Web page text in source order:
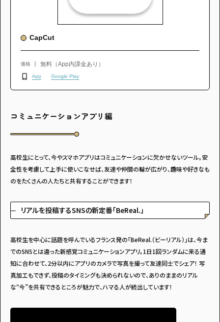
CapCut
価格 無料（App内課金あり）
App Google Play
コミュニケーションアプリ編
高校生にとって、今やスマホアプリはコミュニケーションに欠かせないツール。安
全性を考慮して上手に使いこなせば、友達や仲間の輪が広がり、趣味や好きなも
のをたくさんの人たちと共有することができます！
リアルを投稿するSNSの新定番「BeReal.」
高校生を中心に話題を呼んでいるフランス発の「BeReal.（ビーリアル）」は、今ま
でのSNSとは違った新感覚コミュニケーションアプリ。1日1回ランダムに来る通
知に合わせて、2分以内にアプリのカメラで写真を撮って友達同士でシェア！ 写
真加工もできず、投稿のタイミングも決められないので、ありのままのリアル
な“今”を共有できるところが魅力で、ハマる人が続出しています！